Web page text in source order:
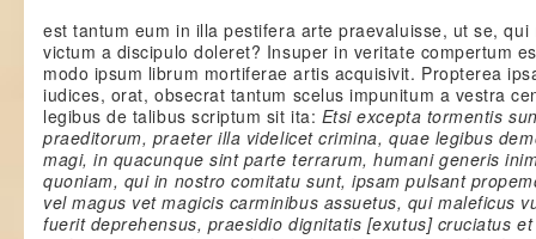
est tantum eum in illa pestifera arte praevaluisse, ut se,
victum a discipulo doleret? Insuper in veritate compertum
modo ipsum librum mortiferae artis acquisivit. Propterea
iudices, orat, obsecrat tantum scelus impunitum a vestra
legibus de talibus scriptum sit ita: Etsi excepta tormentis
praeditorum, praeter illa videlicet crimina, quae legibus
magi, in quacunque sint parte terrarum, humani generis
quoniam, qui in nostro comitatu sunt, ipsam pulsant
vel magus vet magicis carminibus assuetus, qui maleficus
fuerit deprehensus, praesidio dignitatis [exutus] cruciatus